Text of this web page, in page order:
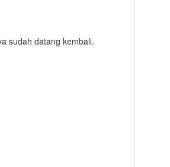
sudah datang kembali.